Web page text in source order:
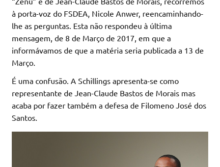
à porta-voz do FSDEA, Nicole Anwer, reencaminhando-
lhe as perguntas. Esta não respondeu à última
mensagem, de 8 de Março de 2017, em que a
informávamos de que a matéria seria publicada a 13 de
Março.
É uma confusão. A Schillings apresenta-se como
representante de Jean-Claude Bastos de Morais mas
acaba por fazer também a defesa de Filomeno José dos
Santos.